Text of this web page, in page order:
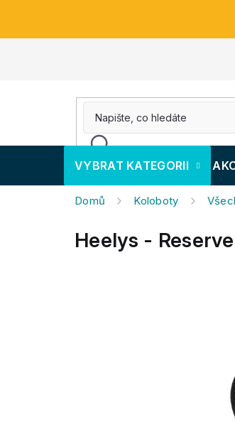
VYBRAT KATEGORII
Domů Koloboty
Heelys -